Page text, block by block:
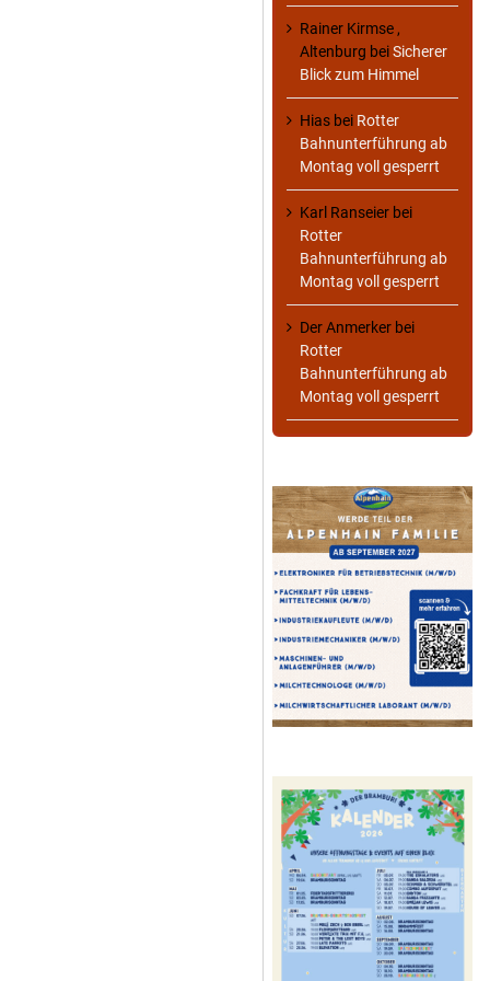
Rainer Kirmse ,
Altenburg beiSicherer
Blick zum Himmel
Hias bei Rotter
Bahnunterführung ab
Montag voll gesperrt
Karl Ranseier bei
Rotter
Bahnunterführung ab
Montag voll gesperrt
Der Anmerker bei
Rotter
Bahnunterführung ab
Montag voll gesperrt